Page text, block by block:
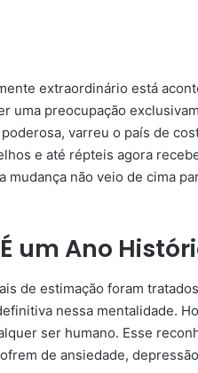
extraordinário está
uma preocupação
varreu o país de
e até répteis agora
mudança não veio de cima
um Ano
de estimação foram
nessa mentalidade.
ser humano. Esse
de ansiedade,